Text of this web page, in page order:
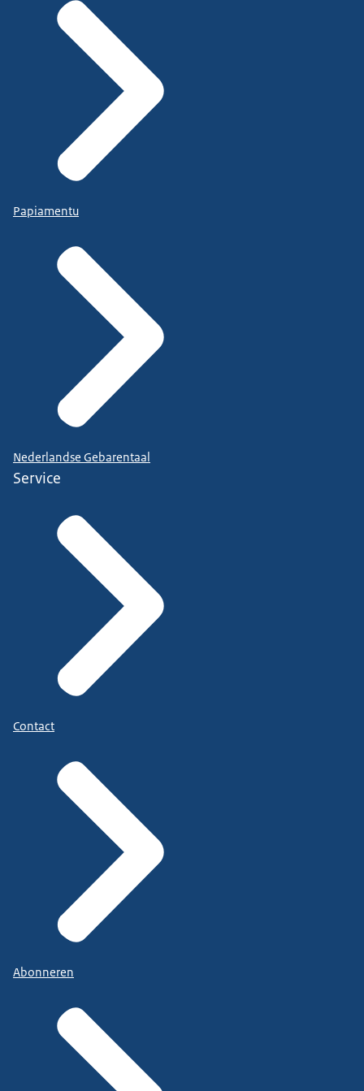
Papiamentu
Nederlandse Gebarentaal
Service
Contact
Abonneren